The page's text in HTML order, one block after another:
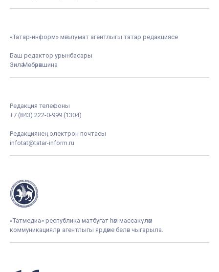
«Татар-информ» мәгълүмат агентлыгы татар редакциясе
Баш редактор урынбасары
Зилә Мөбәрәкшина
Редакция телефоны
+7 (843) 222-0-999 (1304)
Редакциянең электрон почтасы
infotat@tatar-inform.ru
«Татмедиа» республика матбугат һәм массакүләм
коммуникацияләр агентлыгы ярдәме белән чыгарыла.